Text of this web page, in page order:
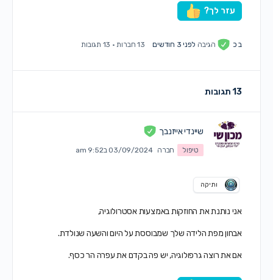
עזר לך?
ב כ הגיבהלפני 3 חודשים 13 חברות · 13 תגובות
13 תגובות
שיינדי אייזנבך
טיפול חברה 03/09/2024 ב9:52 am
ותיקה
אני נותנת את החוזקות באמצעות אסטרולוגיה,
אבחון מפת הלידה שלך שמבוססת על היום והשעה שנולדת.
אם את רוצה גרפולוגיה, יש פה בקדם את עפרה הר כסף.